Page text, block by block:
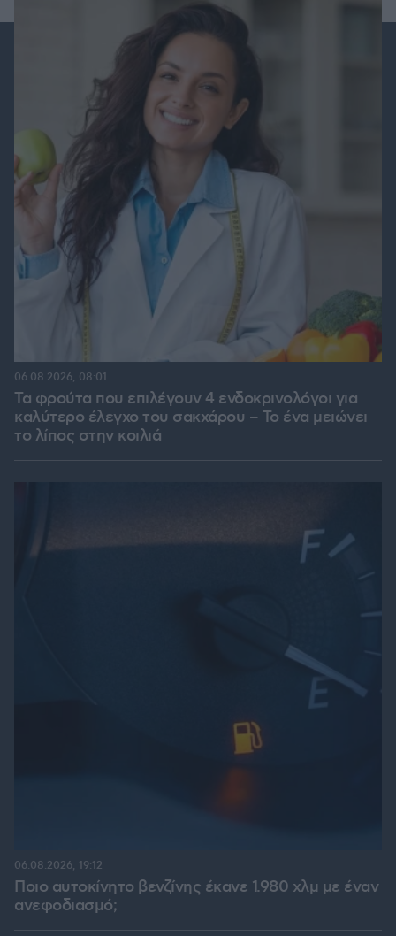
Τα φρούτα που επιλέγουν 4 ενδοκρινολόγοι για
καλύτερο έλεγχο του σακχάρου – Το ένα μειώνει
το λίπος στην κοιλιά
06.08.2026, 08:01
Ποιο αυτοκίνητο βενζίνης έκανε 1.980 χλμ με έναν
ανεφοδιασμό;
06.08.2026, 19:12